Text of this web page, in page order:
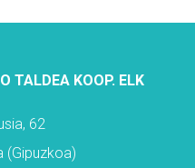
TALDEA KOOP. ELK
62
(Gipuzkoa)